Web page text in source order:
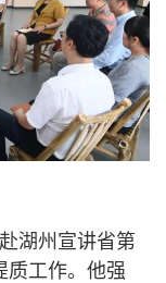
湖州宣讲省第
质工作。他强